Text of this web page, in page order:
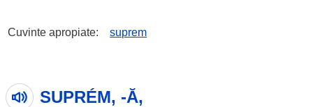
Cuvinte apropiate: suprem
SUPRÉM, -Ă,